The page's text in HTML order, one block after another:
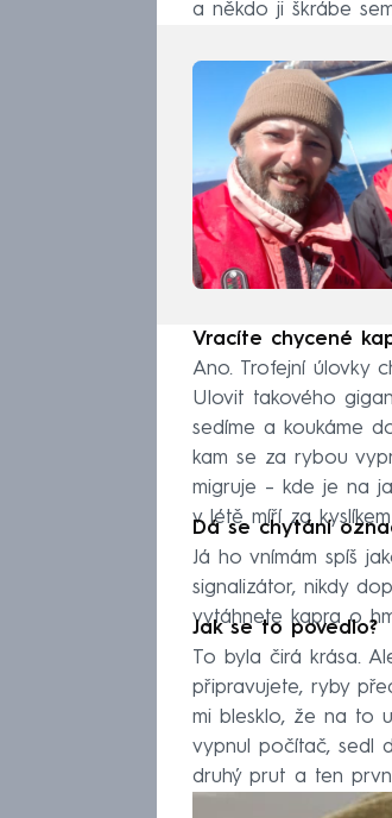
a někdo ji škrábe
Vracíte chycené
Ano. Trofejní úlovky
Ulovit takového
sedíme a koukáme
kam se za rybou
migruje – kde je na
v létě míří za
Dá se chytání
Já ho vnímám spíš
signalizátor, nikdy
vytáhnete kapra o
Jak se to povedlo?
To byla čirá krása.
připravujete, ryby
mi blesklo, že na to
vypnul počítač, sedl
druhý prut a ten